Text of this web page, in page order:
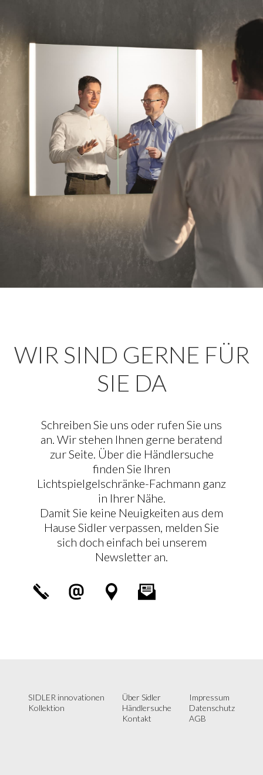
WIR SIND GERNE FÜR
SIE DA
Schreiben Sie uns oder rufen Sie uns
an. Wir stehen Ihnen gerne beratend
zur Seite. Über die Händlersuche
finden Sie Ihren
Lichtspielgelschränke-Fachmann ganz
in Ihrer Nähe.
Damit Sie keine Neuigkeiten aus dem
Hause Sidler verpassen, melden Sie
sich doch einfach bei unserem
Newsletter an.
SIDLER innovationen
Kollektion
Über Sidler
Händlersuche
Kontakt
Impressum
Datenschutz
AGB